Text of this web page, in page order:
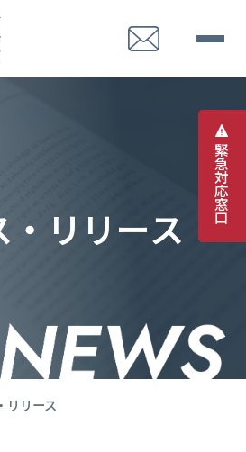
緊
急
対
応
窓
口
・ リ リ ース
リリース